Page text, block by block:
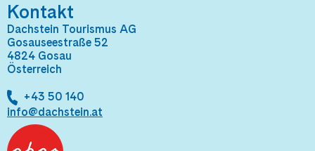
Kontakt
Dachstein Tourismus AG
Gosauseestraße 52
4824 Gosau
Österreich
+43 50 140
info@dachstein.at